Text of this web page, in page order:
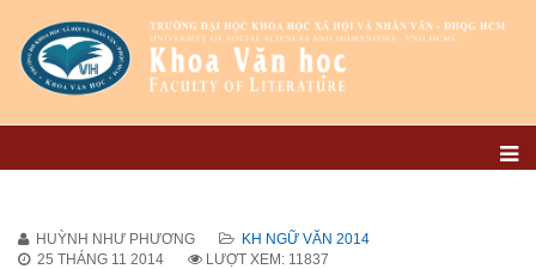
HUỲNH NHƯ PHƯƠNG
KH NGỮ VĂN 2014
25 THÁNG 11 2014
LƯỢT XEM: 11837